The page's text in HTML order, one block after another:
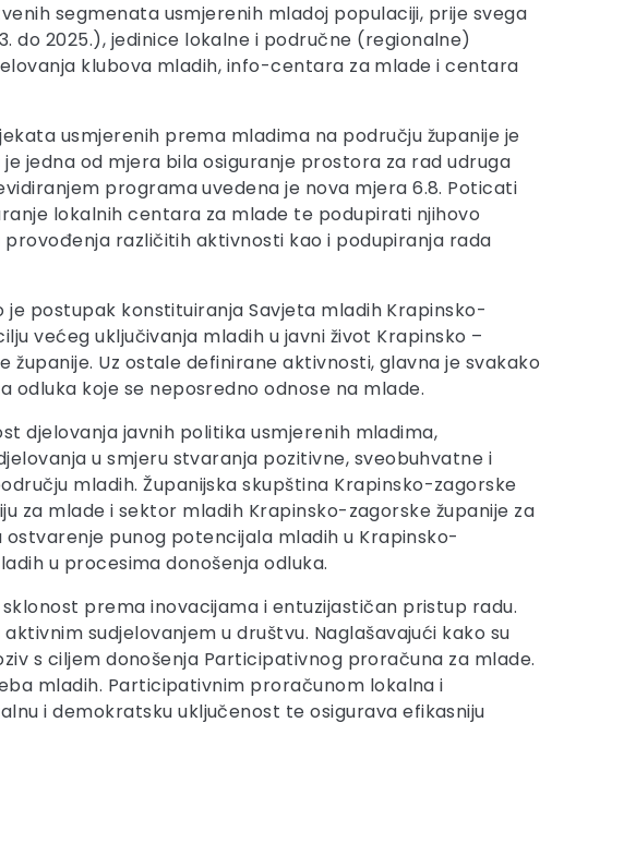
segmenata usmjerenih mladoj populaciji, prije svega
2025.), jedinice lokalne i područne (regionalne)
klubova mladih, info-centara za mlade i centara
usmjerenih prema mladima na području županije je
jedna od mjera bila osiguranje prostora za rad udruga
programa uvedena je nova mjera 6.8. Poticati
lokalnih centara za mlade te podupirati njihovo
različitih aktivnosti kao i podupiranja rada
postupak konstituiranja Savjeta mladih Krapinsko-
većeg uključivanja mladih u javni život Krapinsko –
županije. Uz ostale definirane aktivnosti, glavna je svakako
koje se neposredno odnose na mlade.
djelovanja javnih politika usmjerenih mladima,
u smjeru stvaranja pozitivne, sveobuhvatne i
mladih. Županijska skupština Krapinsko-zagorske
za mlade i sektor mladih Krapinsko-zagorske županije za
punog potencijala mladih u Krapinsko-
u procesima donošenja odluka.
prema inovacijama i entuzijastičan pristup radu.
sudjelovanjem u društvu. Naglašavajući kako su
s ciljem donošenja Participativnog proračuna za mlade.
mladih. Participativnim proračunom lokalna i
i demokratsku uključenost te osigurava efikasniju